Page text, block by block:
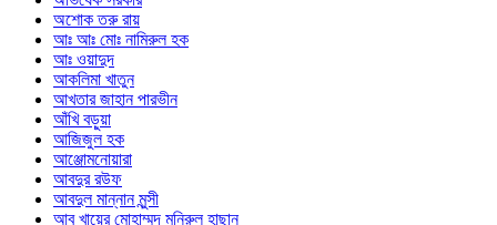
অশোক তরু রায়
আঃ আঃ মোঃ নামিরুল হক
আঃ ওয়াদুদ
আকলিমা খাতুন
আখতার জাহান পারভীন
আঁখি বড়ুয়া
আজিজুল হক
আঞ্জোমনোয়ারা
আবদুর রউফ
আবদুল মান্নান মুন্সী
আবু খায়ের মোহাম্মদ মনিরুল হাছান